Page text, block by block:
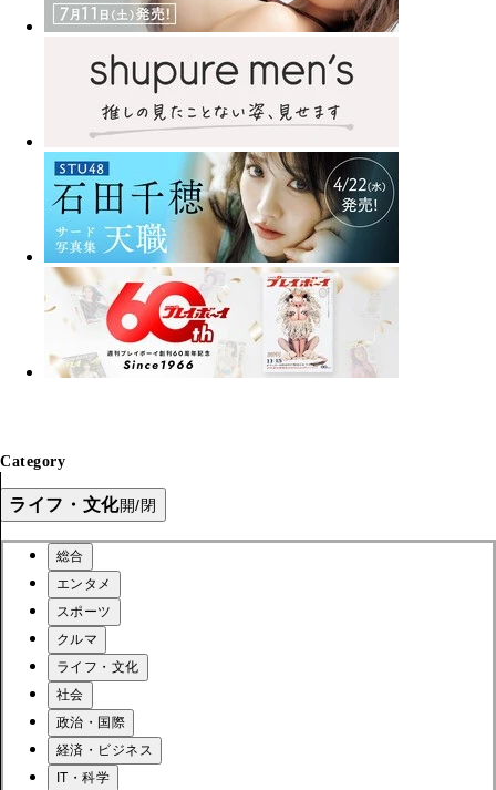
Category
ライフ・文化開/閉
総合
エンタメ
スポーツ
クルマ
ライフ・文化
社会
政治・国際
経済・ビジネス
IT・科学